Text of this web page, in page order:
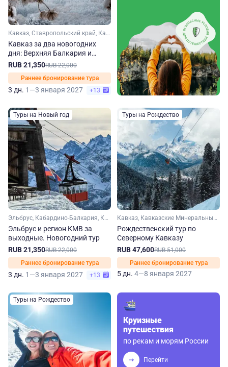
Кавказ, Ставропольский край, Кавказские Минеральные Воды, Кабардино-Балкария
Кавказ за два новогодних
дня: Верхняя Балкария и
регион КМВ
RUB 21,350RUB 22,000
Раннее бронирование тура
3 дн. 1—3 января 2027 +13
Туры на Новый год
Эльбрус, Кабардино-Балкария, Кавказ, Ставропольский край, Кавказские Минеральные Воды
Эльбрус и регион КМВ за
выходные. Новогодний тур
RUB 21,350RUB 22,000
Раннее бронирование тура
3 дн. 1—3 января 2027 +13
Туры на Рождество
Кавказ, Кавказские Минеральные Воды, Домбай, Чечня, Эльбрус, Карачаево-Черкесия, Кабардино-Балкария, Ставропольский край, Ингушетия
Рождественский тур по
Северному Кавказу
RUB 47,600RUB 51,000
Раннее бронирование тура
5 дн. 4—8 января 2027
Туры на Рождество
Круизные
путешествия
по рекам и морям России
Перейти